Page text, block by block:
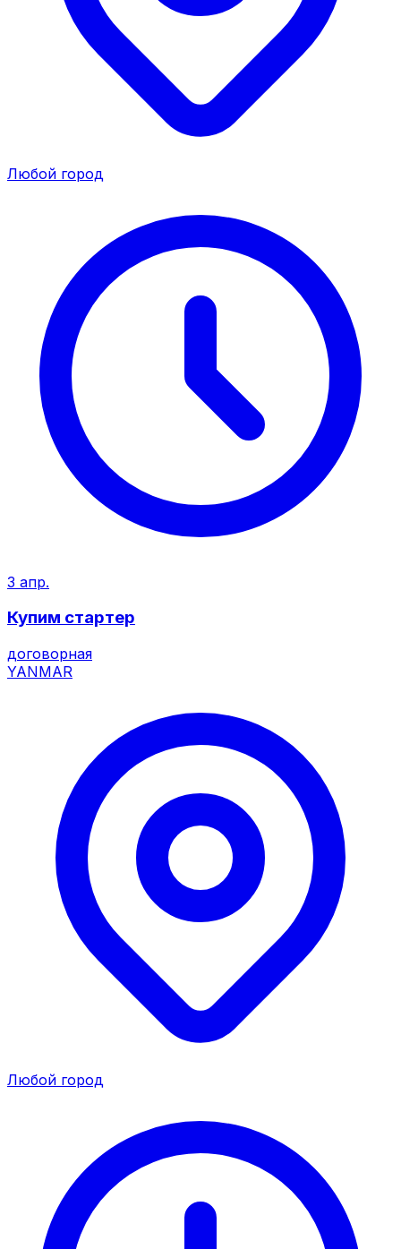
Любой город
3 апр.
Купим стартер
договорная
YANMAR
Любой город